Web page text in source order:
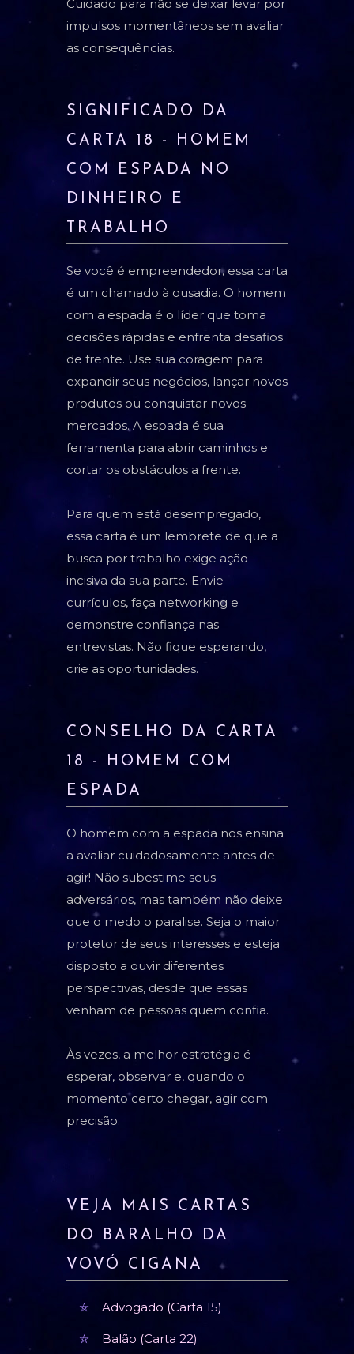
Cuidado para não se deixar levar por
impulsos momentâneos sem avaliar
as consequências.
SIGNIFICADO DA
CARTA 18 - HOMEM
COM ESPADA NO
DINHEIRO E
TRABALHO
Se você é empreendedor, essa carta
é um chamado à ousadia. O homem
com a espada é o líder que toma
decisões rápidas e enfrenta desafios
de frente. Use sua coragem para
expandir seus negócios, lançar novos
produtos ou conquistar novos
mercados. A espada é sua
ferramenta para abrir caminhos e
cortar os obstáculos a frente.
Para quem está desempregado,
essa carta é um lembrete de que a
busca por trabalho exige ação
incisiva da sua parte. Envie
currículos, faça networking e
demonstre confiança nas
entrevistas. Não fique esperando,
crie as oportunidades.
CONSELHO DA CARTA
18 - HOMEM COM
ESPADA
O homem com a espada nos ensina
a avaliar cuidadosamente antes de
agir! Não subestime seus
adversários, mas também não deixe
que o medo o paralise. Seja o maior
protetor de seus interesses e esteja
disposto a ouvir diferentes
perspectivas, desde que essas
venham de pessoas quem confia.
Às vezes, a melhor estratégia é
esperar, observar e, quando o
momento certo chegar, agir com
precisão.
VEJA MAIS CARTAS
DO BARALHO DA
VOVÓ CIGANA
Advogado (Carta 15)
Balão (Carta 22)